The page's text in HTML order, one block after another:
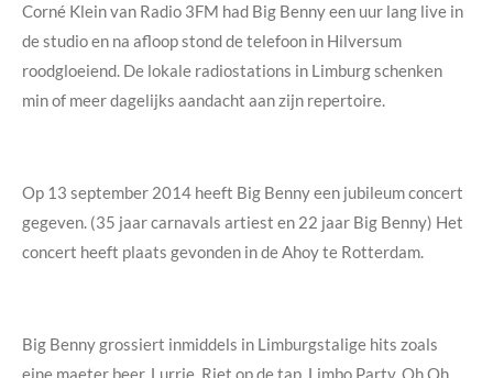
Corné Klein van Radio 3FM had Big Benny een uur lang live in
de studio en na afloop stond de telefoon in Hilversum
roodgloeiend. De lokale radiostations in Limburg schenken
min of meer dagelijks aandacht aan zijn repertoire.
Op 13 september 2014 heeft Big Benny een jubileum concert
gegeven. (35 jaar carnavals artiest en 22 jaar Big Benny) Het
concert heeft plaats gevonden in de Ahoy te Rotterdam.
Big Benny grossiert inmiddels in Limburgstalige hits zoals
eine maeter beer, Lurrie, Riet op de tap, Limbo Party, Oh Oh